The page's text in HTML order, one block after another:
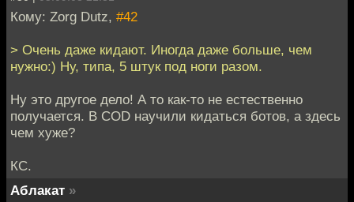
Кому: Zorg Dutz, #42
> Очень даже кидают. Иногда даже больше, чем
нужно:) Ну, типа, 5 штук под ноги разом.
Ну это другое дело! А то как-то не естественно
получается. В COD научили кидаться ботов, а здесь
чем хуже?
КС.
Аблакат »